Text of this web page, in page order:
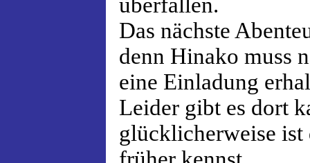
Das nächste
denn Hinako muss
eine Einladung
Leider gibt es dort
glücklicherweise